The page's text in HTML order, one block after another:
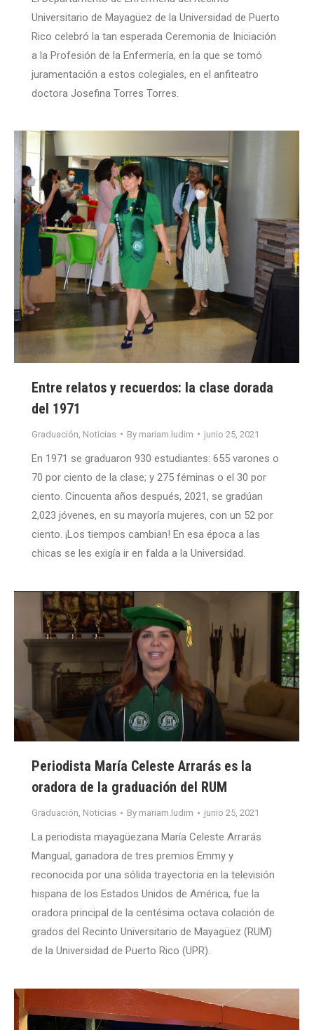
Universitario de Mayagüez de la Universidad de Puerto
Rico celebró la tan esperada Ceremonia de Iniciación
a la Profesión de la Enfermería, en la que se tomó
juramentación a estos colegiales, en el anfiteatro
doctora Josefina Torres Torres.
Entre relatos y recuerdos: la clase dorada
del 1971
Graduación Noticias By mariam.ludim junio 25, 2021
En 1971 se graduaron 930 estudiantes: 655 varones o
70 por ciento de la clase; y 275 féminas o el 30 por
ciento. Cincuenta años después, 2021, se gradúan
2,023 jóvenes, en su mayoría mujeres, con un 52 por
ciento. ¡Los tiempos cambian! En esa época a las
chicas se les exigía ir en falda a la Universidad.
Periodista María Celeste Arrarás es la
oradora de la graduación del RUM
Graduación, Noticias By mariam.ludim junio 25, 2021
La periodista mayagüezana María Celeste Arrarás
Mangual, ganadora de tres premios Emmy y
reconocida por una sólida trayectoria en la televisión
hispana de los Estados Unidos de América, fue la
oradora principal de la centésima octava colación de
grados del Recinto Universitario de Mayagüez (RUM)
de la Universidad de Puerto Rico (UPR).